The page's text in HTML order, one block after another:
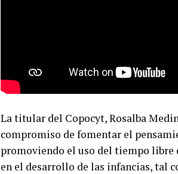
La titular del Copocyt, Rosalba
compromiso de fomentar el
promoviendo el uso del tiempo libre
en el desarrollo de las infancias, tal